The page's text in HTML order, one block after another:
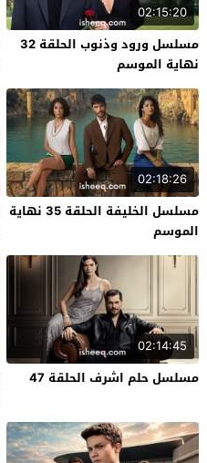
02:15:20
مسلسل ورود وذنوب الحلقة 32
نهاية الموسم
02:18:26
مسلسل الخليفة الحلقة 35 نهاية
الموسم
02:14:45
مسلسل حلم اشرف الحلقة 47